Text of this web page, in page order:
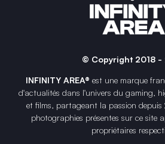
© Copyright 2018 -
INFINITY AREA® est une marque
d'actualités dans l'univers du gaming,
et films, partageant la passion depuis
photographies présentes sur ce site
propriétaires